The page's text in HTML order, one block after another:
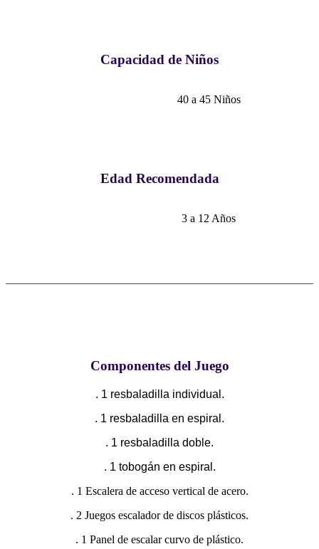
Capacidad de Niños
40 a 45 Niños
Edad Recomendada
3 a 12 Años
Componentes del Juego
. 1 resbaladilla individual.
. 1 resbaladilla en espiral.
. 1 resbaladilla doble.
. 1 tobogán en espiral.
. 1 Escalera de acceso vertical de acero.
. 2 Juegos escalador de discos plásticos.
. 1 Panel de escalar curvo de plástico.